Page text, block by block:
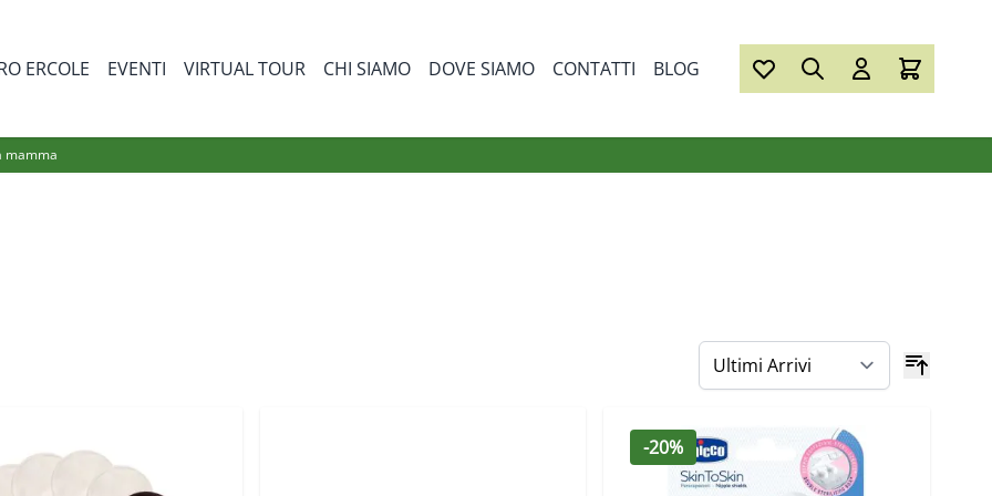
for Prodotti
ERCOLE EVENTI VIRTUAL TOUR CHI SIAMO DOVE SIAMO CONTATTI BLOG
mamma
-20%